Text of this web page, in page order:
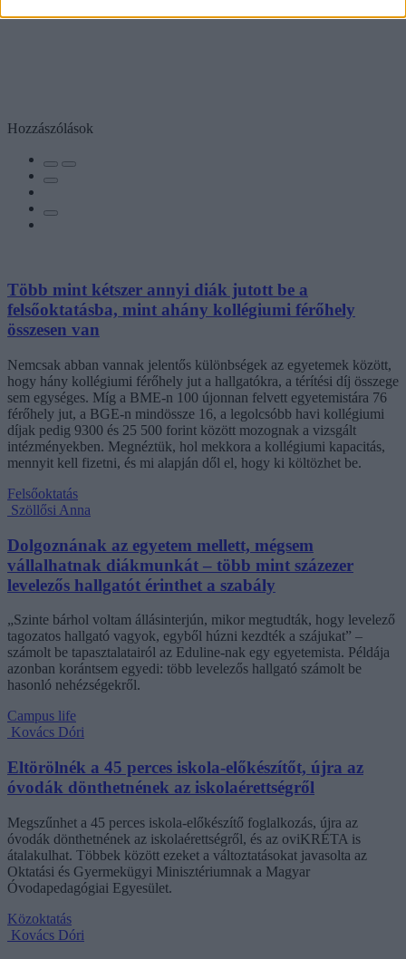
Hozzászólások
Több mint kétszer annyi diák jutott be a
felsőoktatásba, mint ahány kollégiumi férőhely
összesen van
Nemcsak abban vannak jelentős különbségek az egyetemek között,
hogy hány kollégiumi férőhely jut a hallgatókra, a térítési díj összege
sem egységes. Míg a BME-n 100 újonnan felvett egyetemistára 76
férőhely jut, a BGE-n mindössze 16, a legolcsóbb havi kollégiumi
díjak pedig 9300 és 25 500 forint között mozognak a vizsgált
intézményekben. Megnéztük, hol mekkora a kollégiumi kapacitás,
mennyit kell fizetni, és mi alapján dől el, hogy ki költözhet be.
Felsőoktatás
Szöllősi Anna
Dolgoznának az egyetem mellett, mégsem
vállalhatnak diákmunkát – több mint százezer
levelezős hallgatót érinthet a szabály
„Szinte bárhol voltam állásinterjún, mikor megtudták, hogy levelező
tagozatos hallgató vagyok, egyből húzni kezdték a szájukat” –
számolt be tapasztalatairól az Eduline-nak egy egyetemista. Példája
azonban korántsem egyedi: több levelezős hallgató számolt be
hasonló nehézségekről.
Campus life
Kovács Dóri
Eltörölnék a 45 perces iskola-előkészítőt, újra az
óvodák dönthetnének az iskolaérettségről
Megszűnhet a 45 perces iskola-előkészítő foglalkozás, újra az
óvodák dönthetnének az iskolaérettségről, és az oviKRÉTA is
átalakulhat. Többek között ezeket a változtatásokat javasolta az
Oktatási és Gyermekügyi Minisztériumnak a Magyar
Óvodapedagógiai Egyesület.
Közoktatás
Kovács Dóri